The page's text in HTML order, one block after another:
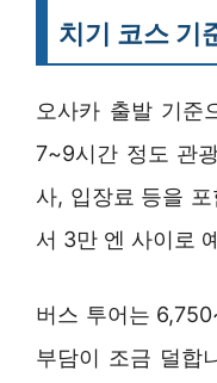
치기 코스 기
오사카 출발 기준
7~9시간 정도 관
사, 입장료 등을
서 3만 엔 사이로
버스 투어는
부담이 조금 덜합